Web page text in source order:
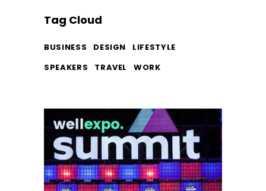
Tag Cloud
BUSINESS DESIGN
LIFESTYLE
SPEAKERS
TRAVEL WORK